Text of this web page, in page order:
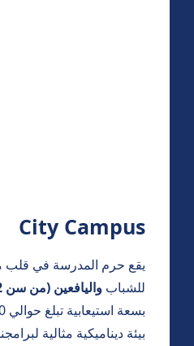
City Campus
يقع حرم المدرسة في قلب
للشباب واليافعين (من سن 12 عامًا فما فوق)